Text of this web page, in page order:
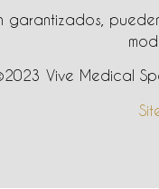
Vive Medical